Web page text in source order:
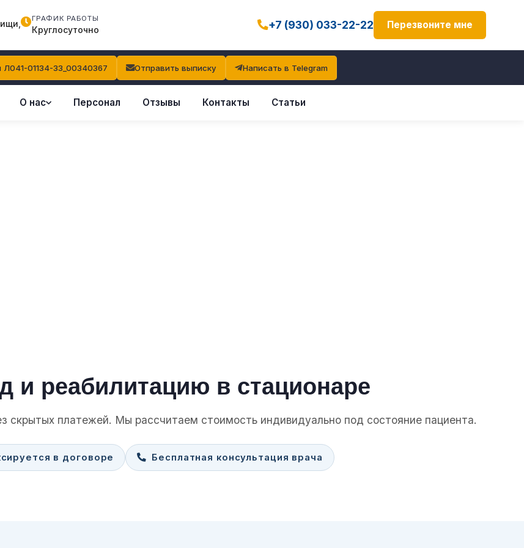
ГРАФИК РАБОТЫ
Круглосуточно +7 (930) 033-22-22 Перезвоните мне
01134-33_00340367 Отправить выписку Написать в Telegram
О нас Персонал Отзывы Контакты Статьи
и реабилитацию в стационаре
скрытых платежей. Мы рассчитаем стоимость индивидуально под состояние пациента.
в договоре Бесплатная консультация врача